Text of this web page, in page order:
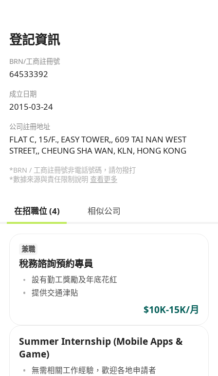
登記資訊
BRN/工商註冊號
64533392
成立日期
2015-03-24
公司註冊地址
FLAT C, 15/F., EASY TOWER,, 609 TAI NAN WEST
STREET,, CHEUNG SHA WAN, KLN, HONG KONG
*BRN / 工商註冊號非電話號碼，請勿撥打
*數據來源與責任限制說明 查看更多
在招職位 (4) 相似公司
兼職
稅務諮詢預約專員
設有勤工獎勵及年底花紅
提供交通津貼
$10K-15K/月
Summer Internship (Mobile Apps &
Game)
無需相關工作經驗，歡迎各地申請者